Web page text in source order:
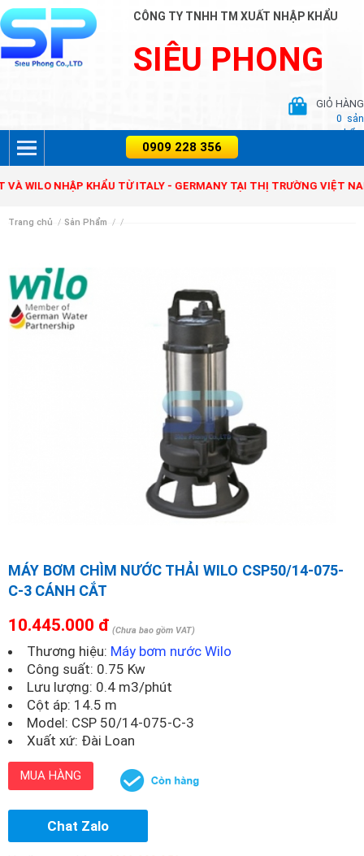
CÔNG TY TNHH TM XUẤT NHẬP KHẨU
SIÊU PHONG
GIỎ HÀNG
0 sản
phẩm
VÀ WILO NHẬP KHẨU TỪ ITALY - GERMANY TẠI THỊ TRƯỜNG
Trang chủ / Sản Phẩm / /
MÁY BƠM CHÌM NƯỚC THẢI WILO CSP50/14-075-
C-3 CÁNH CẮT
10.445.000 đ (Chưa bao gồm VAT)
Thương hiệu: Máy bơm nước Wilo
Công suất: 0.75 Kw
Lưu lượng: 0.4 m3/phút
Cột áp: 14.5 m
Model: CSP 50/14-075-C-3
Xuất xứ: Đài Loan
MUA HÀNG
Chat Zalo